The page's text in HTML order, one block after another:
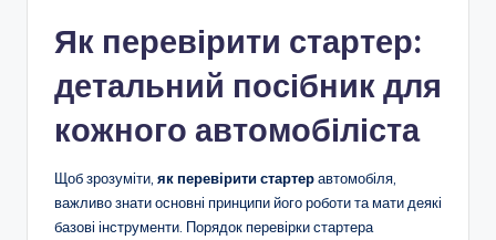
Як перевірити стартер:
детальний посібник для
кожного автомобіліста
Щоб зрозуміти, як перевірити стартеравтомобіля,
важливо знати основні принципи його роботи та мати деякі
базові інструменти. Порядок перевірки стартера